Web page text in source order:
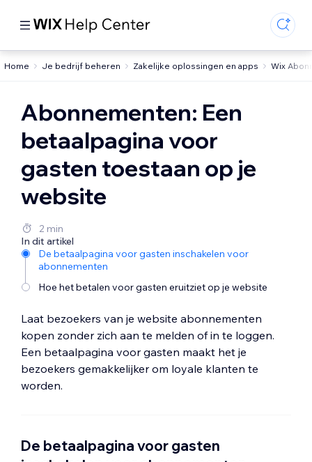
Home Je bedrijf beheren Zakelijke oplossingen en apps Wix
Abonnementen: Een
betaalpagina voor
gasten toestaan op je
website
2 min
In dit artikel
De betaalpagina voor gasten inschakelen voor
abonnementen
Hoe het betalen voor gasten eruitziet op je website
Laat bezoekers van je website abonnementen
kopen zonder zich aan te melden of in te loggen.
Een betaalpagina voor gasten maakt het je
bezoekers gemakkelijker om loyale klanten te
worden.
De betaalpagina voor gasten